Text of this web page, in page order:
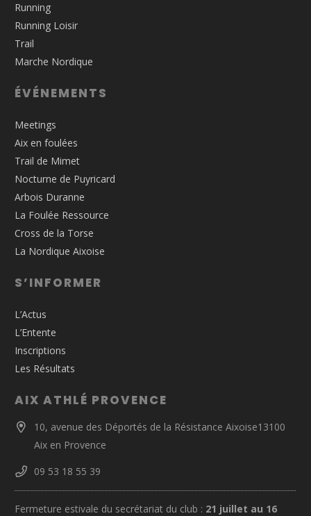
Running
Running Loisir
Trail
Marche Nordique
ÉVÉNEMENTS
Meetings
Aix en foulées
Trail de Mimet
Nocturne de Puyricard
Arbois Duranne
La Foulée Ressource
Cross de la Torse
La Nordique Aixoise
S’INFORMER
L’Actus
L’Entente
Inscriptions
Les Résultats
AIX ATHLÉ PROVENCE
10, avenue des Déportés de la Résistance Aixoise13100
Aix en Provence
09 53 18 55 39
Fermeture estivale du secrétariat du club : 21 juillet au 16